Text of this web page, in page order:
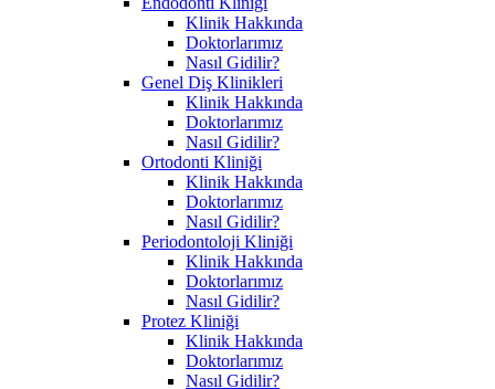
Klinik Hakkında
Doktorlarımız
Nasıl Gidilir?
Genel Diş Klinikleri
Klinik Hakkında
Doktorlarımız
Nasıl Gidilir?
Ortodonti Kliniği
Klinik Hakkında
Doktorlarımız
Nasıl Gidilir?
Periodontoloji Kliniği
Klinik Hakkında
Doktorlarımız
Nasıl Gidilir?
Protez Kliniği
Klinik Hakkında
Doktorlarımız
Nasıl Gidilir?